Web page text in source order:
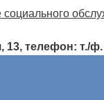
13, телефон: т./